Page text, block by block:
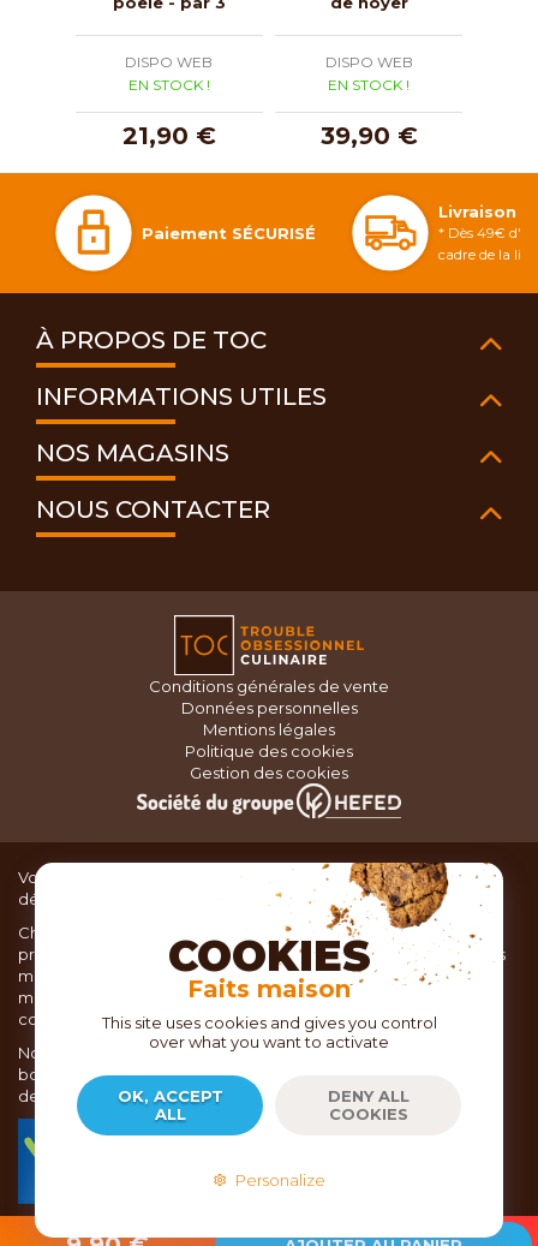
DISPO WEB
EN STOCK !
21,90 €
DISPO WEB
EN STOCK !
39,90 €
Paiement SÉCURISÉ
Livraison
* Dès 49€
cadre de la
À PROPOS DE TOC
INFORMATIONS UTILES
NOS MAGASINS
NOUS CONTACTER
Conditions générales de vente
Données personnelles
Mentions légales
Politique des cookies
Gestion des cookies
Vous recherchez du matériel de cuisine pour concocter de
délicieux plats ou des pâtisseries dignes d’un grand chef ?
Chez TOC, boutique d’ustensiles de cuisine, nous vous
proposons une large sélection de produits issus des meilleures
marques de matériel de cuisine: Ustensiles de pâtisserie,
matériel de cuisson, service de table, ustensiles de cuisine,
coutellerie, set picnic.
Nous vous réservons un accueil chaleureux au sein de nos 21
boutiques, mais vous trouverez également tout votre matériel
de cuisine en ligne sur notre site internet toc.fr
commerce et de la vente à distance depuis 2018.
2026- Copyright EPICURIA - TOC.FR
COOKIES
Faits maison
This site uses cookies and gives you control
over what you want to activate
OK, ACCEPT
ALL
DENY ALL
COOKIES
Personalize